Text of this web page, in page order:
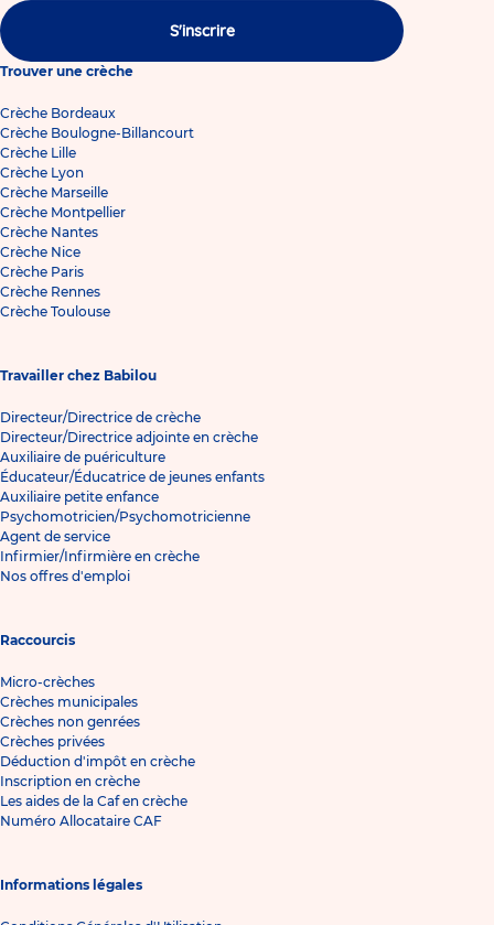
S'inscrire
Trouver une crèche
Crèche Bordeaux
Crèche Boulogne-Billancourt
Crèche Lille
Crèche Lyon
Crèche Marseille
Crèche Montpellier
Crèche Nantes
Crèche Nice
Crèche Paris
Crèche Rennes
Crèche Toulouse
Travailler chez Babilou
Directeur/Directrice de crèche
Directeur/Directrice adjointe en crèche
Auxiliaire de puériculture
Éducateur/Éducatrice de jeunes enfants
Auxiliaire petite enfance
Psychomotricien/Psychomotricienne
Agent de service
Infirmier/Infirmière en crèche
Nos offres d'emploi
Raccourcis
Micro-crèches
Crèches municipales
Crèches non genrées
Crèches privées
Déduction d'impôt en crèche
Inscription en crèche
Les aides de la Caf en crèche
Numéro Allocataire CAF
Informations légales